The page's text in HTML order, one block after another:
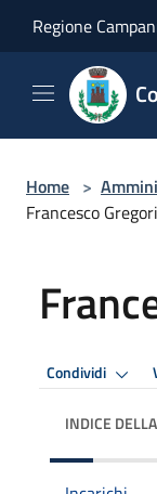
Regione
Home >
Francesco
Condividi
INDICE